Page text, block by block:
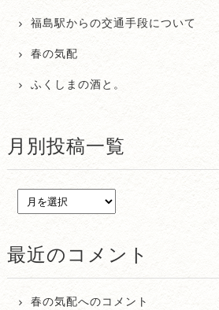
福島駅からの交通手段について
春の気配
ふくしまの酒と。
月別投稿一覧
最近のコメント
春の気配へのコメント